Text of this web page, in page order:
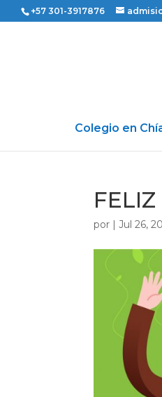
+57 301-3917876
Colegio en
por |Jul 26,